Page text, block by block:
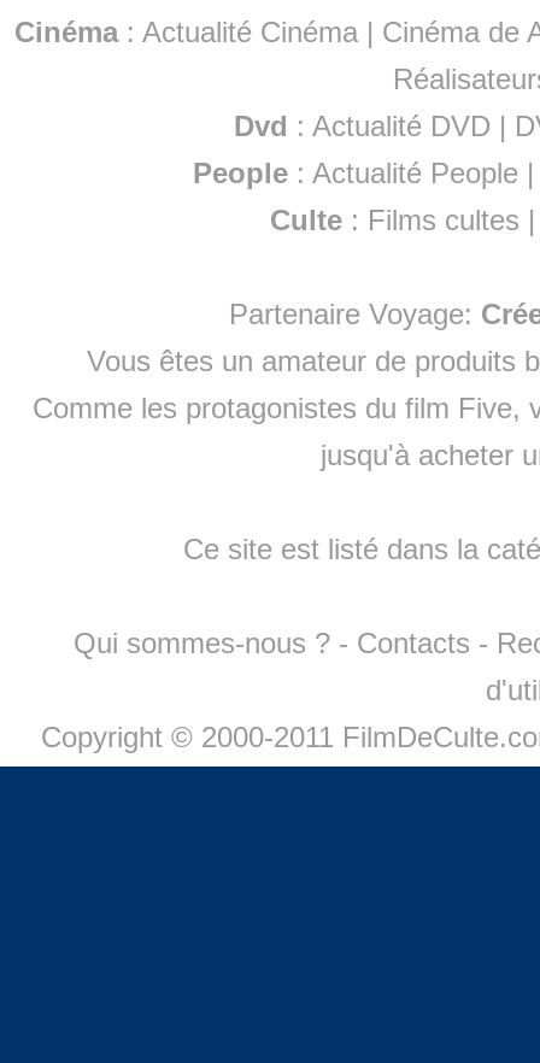
Cinéma: Actualité Cinéma | Cinéma de
Dvd : Actualité DVD |
People :Actualité People
Culte : Films cultes
Partenaire Voyage:
Vous êtes un amateur de produits
Comme les protagonistes du film Five,
jusqu'à acheter
Ce site est listé dans la
Qui sommes-nous ? - Contacts -
Copyright © 2000-2011